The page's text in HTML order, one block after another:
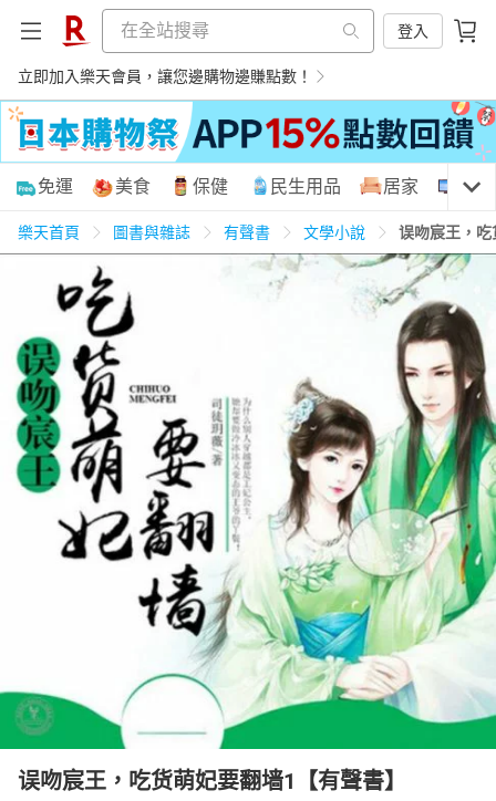
登入
立即加入樂天會員，讓您邊購物邊賺點數！
購物網分類
天天免運 養生保健 民生用品
居家生活 3C家電 運動休閒 親子玩具
女裝 男裝 化妝保養 情趣用品
電子/紙本書
HOT
免運 美食 保健 民生用品 居家 3C
樂天首頁 圖書與雜誌 有聲書 文學小說 误吻宸王，
误吻宸王，吃货萌妃要翻墙1【有聲書】